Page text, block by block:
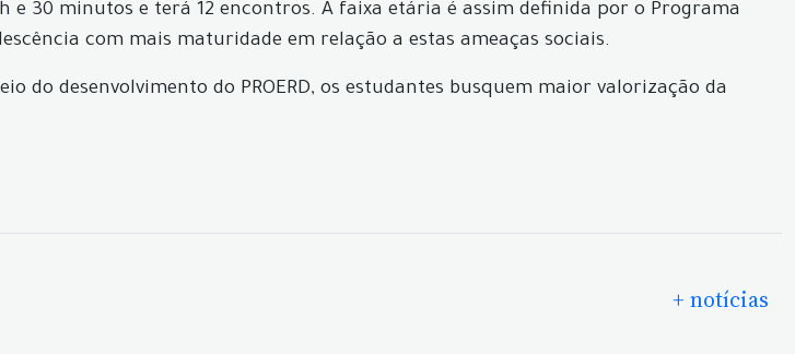
e 30 minutos e terá 12 encontros. A faixa etária é assim definida por o Programa
com mais maturidade em relação a estas ameaças sociais.
do desenvolvimento do PROERD, os estudantes busquem maior valorização da
+ notícias